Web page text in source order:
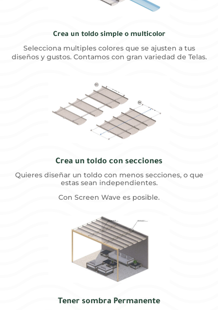
Crea un toldo simple o multicolor
Selecciona multiples colores que se ajusten a tus
diseños y gustos. Contamos con gran variedad de Telas.
Crea un toldo con secciones
Quieres diseñar un toldo con menos secciones, o que
estas sean independientes.
Con Screen Wave es posible.
Tener sombra Permanente